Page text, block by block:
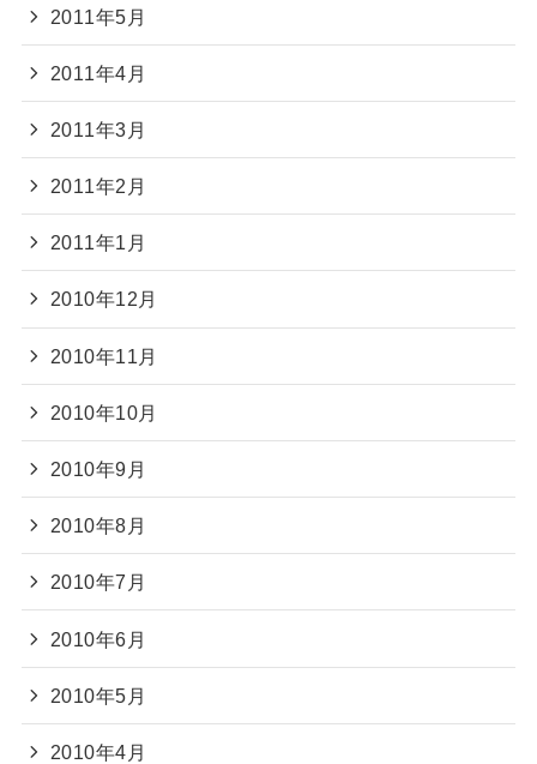
2011年5月
2011年4月
2011年3月
2011年2月
2011年1月
2010年12月
2010年11月
2010年10月
2010年9月
2010年8月
2010年7月
2010年6月
2010年5月
2010年4月